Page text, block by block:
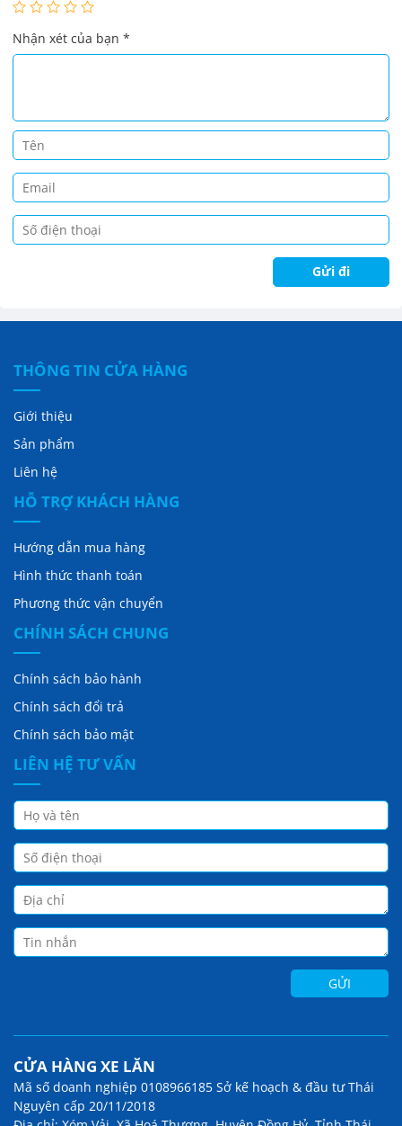
Nhận xét của bạn *
THÔNG TIN CỬA HÀNG
Giới thiệu
Sản phẩm
Liên hệ
HỖ TRỢ KHÁCH HÀNG
Hướng dẫn mua hàng
Hình thức thanh toán
Phương thức vận chuyển
CHÍNH SÁCH CHUNG
Chính sách bảo hành
Chính sách đổi trả
Chính sách bảo mật
LIÊN HỆ TƯ VẤN
CỬA HÀNG XE LĂN
Mã số doanh nghiệp 0108966185 Sở kế hoạch & đầu tư Thái
Nguyên cấp 20/11/2018